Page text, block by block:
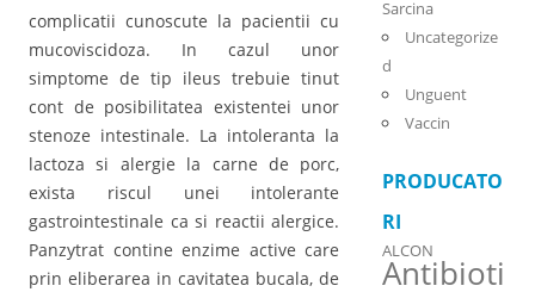
complicatii cunoscute la pacientii cu
mucoviscidoza. In cazul unor
simptome de tip ileus trebuie tinut
cont de posibilitatea existentei unor
stenoze intestinale. La intoleranta la
lactoza si alergie la carne de porc,
exista riscul unei intolerante
gastrointestinale ca si reactii alergice.
Panzytrat contine enzime active care
prin eliberarea in cavitatea bucala, de
Sarcina
Uncategorize
d
Unguent
Vaccin
PRODUCATO
RI
ALCON
Antibioti